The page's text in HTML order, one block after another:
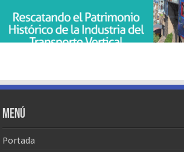
Menú
Portada